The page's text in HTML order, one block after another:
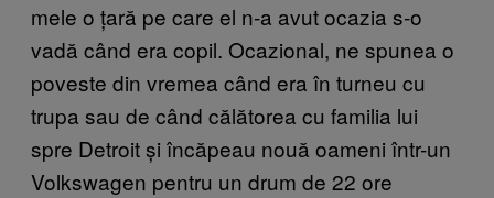
mele o țară pe care el n-a avut ocazia s-o
vadă când era copil. Ocazional, ne spunea o
poveste din vremea când era în turneu cu
trupa sau de când călătorea cu familia lui
spre Detroit și încăpeau nouă oameni într-un
Volkswagen pentru un drum de 22 ore